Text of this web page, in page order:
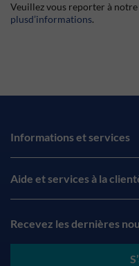
Veuillez vous reporter à
plusd’informations.
Informations et services
Aide et services à la
Recevez les dernières